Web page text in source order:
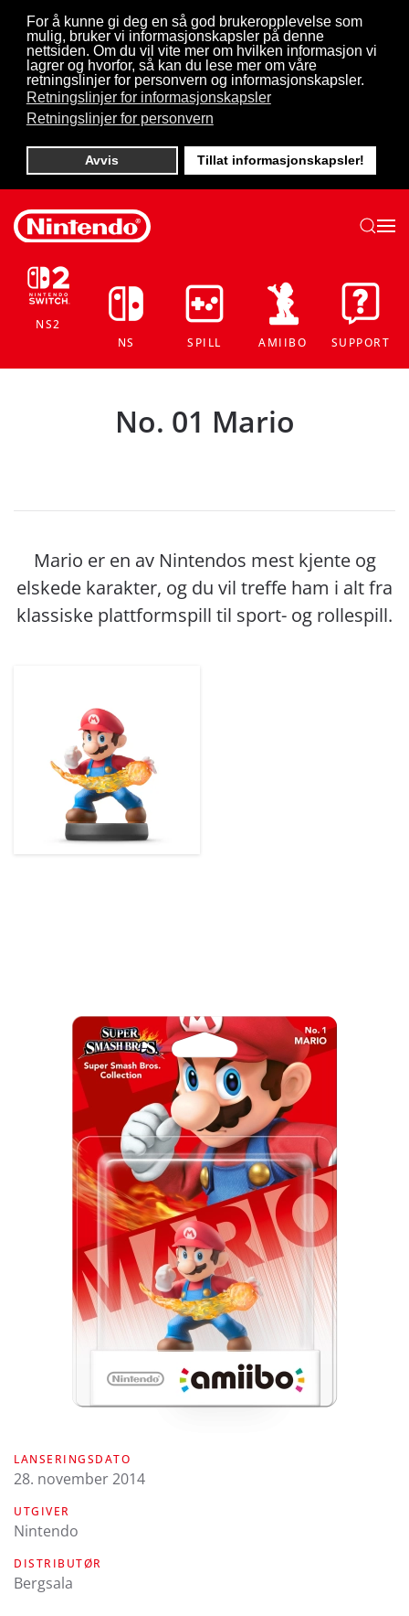
For å kunne gi deg en så god brukeropplevelse som
mulig, bruker vi informasjonskapsler på denne
nettsiden. Om du vil vite mer om hvilken informasjon vi
lagrer og hvorfor, så kan du lese mer om våre
retningslinjer for personvern og informasjonskapsler.
Retningslinjer for informasjonskapsler
Retningslinjer for personvern
Avvis Tillat informasjonskapsler!
Skip to main content
NS2
NS
SPILL AMIIBO SUPPORT
No. 01 Mario
LANSERINGSDATO
28. november 2014
UTGIVER
Nintendo
DISTRIBUTØR
Bergsala
Mario er en av Nintendos mest kjente og
elskede karakter, og du vil treffe ham i alt fra
klassiske plattformspill til sport- og rollespill.